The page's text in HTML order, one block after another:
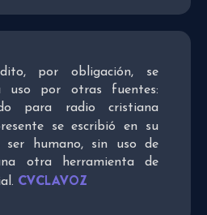
por obligación, se
uso por otras fuentes:
para radio cristiana
se escribió en su
humano, sin uso de
otra herramienta de
CVCLAVOZ